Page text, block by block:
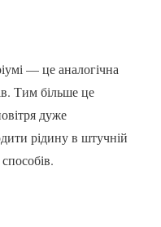
— це аналогічна
Тим більше це
дуже
рідину в штучній